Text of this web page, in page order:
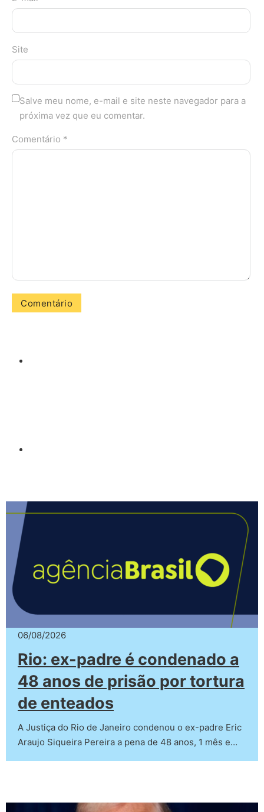
Site
Salve meu nome, e-mail e site neste navegador para a
próxima vez que eu comentar.
Comentário *
06/08/2026
Rio: ex-padre é condenado a
48 anos de prisão por tortura
de enteados
A Justiça do Rio de Janeiro condenou o ex-padre Eric
Araujo Siqueira Pereira a pena de 48 anos, 1 mês e…